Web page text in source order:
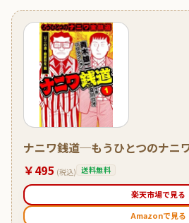
ナニワ銭道─もうひとつのナニ
￥495 (税込) 送料無料
楽天市場で見る
Amazonで見る